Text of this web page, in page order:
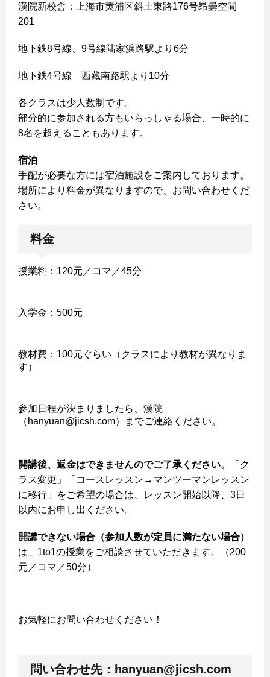
漢院新校舎：上海市黄浦区斜土東路176号昂曇空間
201
地下鉄8号線、9号線陆家浜路駅より6分
地下鉄4号線 西藏南路駅より10分
各クラスは少人数制です。
部分的に参加される方もいらっしゃる場合、一時的に
8名を超えることもあります。
宿泊
手配が必要な方には宿泊施設をご案内しております。
場所により料金が異なりますので、お問い合わせくだ
さい。
料金
授業料：120元／コマ／45分
入学金：500元
教材費：100元ぐらい（クラスにより教材が異なりま
す）
参加日程が決まりましたら、漢院
（hanyuan@jicsh.com）までご連絡ください。
開講後、 返金はできませんのでご了承ください。
「ク
ラス変更」「コースレッスン→マンツーマンレッスン
に移行」をご希望の場合は、レッスン開始以降、3日
以内にお申し出ください。
開講できない場合（参加人数が定員に満たない場合）
は、1to1の授業をご相談させていただきます。（200
元／コマ／50分）
お気軽にお問い合わせください！
問い合わせ先： hanyuan@jicsh.com